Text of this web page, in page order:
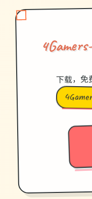
下载，免